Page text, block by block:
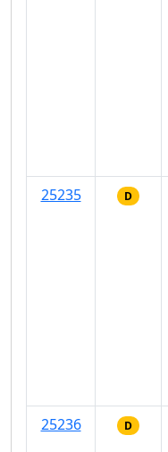
25235
D
25236
D